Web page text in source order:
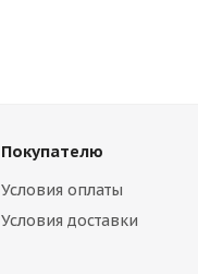
Покупателю
Условия оплаты
Условия доставки